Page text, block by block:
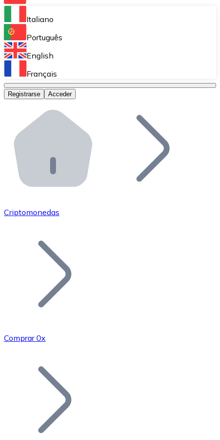
Bitnovo Ramp
Integra nuestra solución en tu plataforma.
Bitnovo Giftcards
Bitnovo OTC
Bitnovo ATM
Integra un ATM Bitnovo en tu negocio y permite que
Bitnovo API
Integra nuestra API en tu ecosistema.
Únete a nuestra red de distribuidores.
Añade tu proyecto a nuestro ecosistema.
Bitcoin
Italiano
Português
English
Français
Registrarse Acceder
Criptomonedas
Comprar 0x